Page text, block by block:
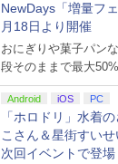
NewDays「増量フ
月18日より開催
おにぎりや菓子パン
段そのままで最大
Android iOS PC
「ホロドリ」水着
こさん＆星街すい
次回イベントで登場